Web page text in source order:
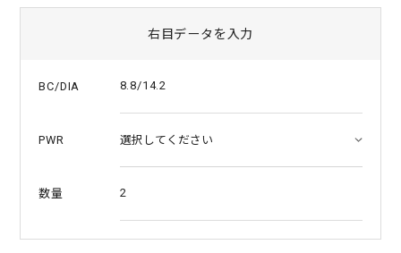
t
t
右目データを入力
BC/DIA 8.8/14.2
PWR
数量 2